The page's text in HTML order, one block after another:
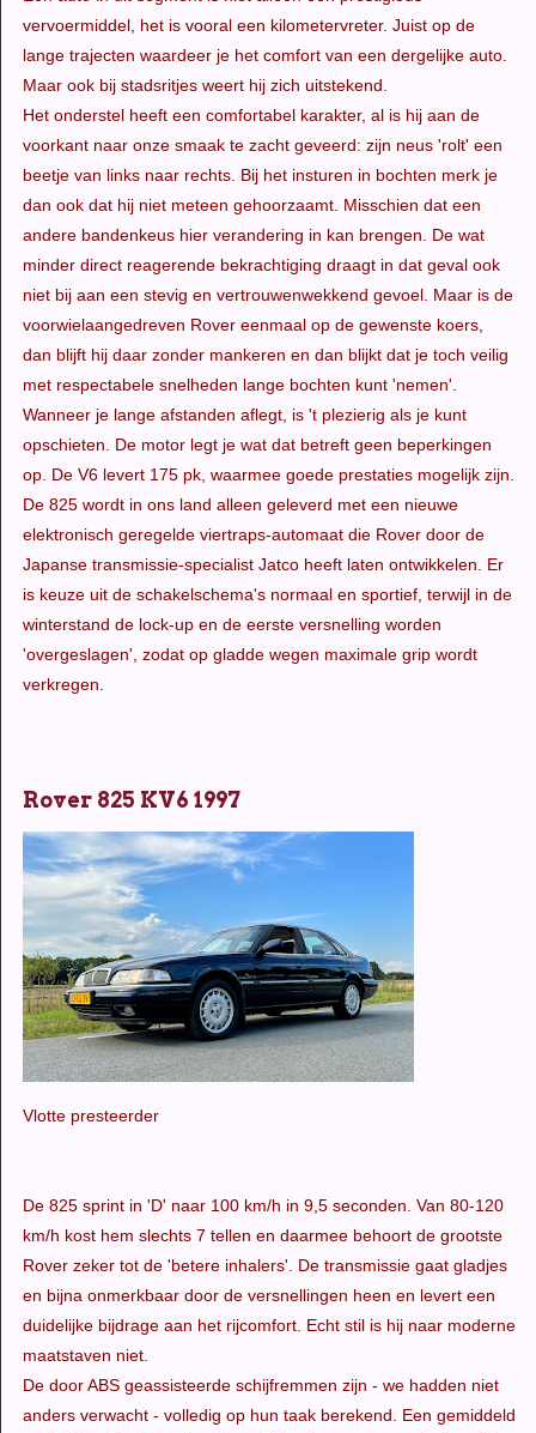
vervoermiddel, het is vooral een kilometervreter. Juist op de
lange trajecten waardeer je het comfort van een dergelijke auto.
Maar ook bij stadsritjes weert hij zich uitstekend.
Het onderstel heeft een comfortabel karakter, al is hij aan de
voorkant naar onze smaak te zacht geveerd: zijn neus 'rolt' een
beetje van links naar rechts. Bij het insturen in bochten merk je
dan ook dat hij niet meteen gehoorzaamt. Misschien dat een
andere bandenkeus hier verandering in kan brengen. De wat
minder direct reagerende bekrachtiging draagt in dat geval ook
niet bij aan een stevig en vertrouwenwekkend gevoel. Maar is de
voorwielaangedreven Rover eenmaal op de gewenste koers,
dan blijft hij daar zonder mankeren en dan blijkt dat je toch veilig
met respectabele snelheden lange bochten kunt 'nemen'.
Wanneer je lange afstanden aflegt, is 't plezierig als je kunt
opschieten. De motor legt je wat dat betreft geen beperkingen
op. De V6 levert 175 pk, waarmee goede prestaties mogelijk zijn.
De 825 wordt in ons land alleen geleverd met een nieuwe
elektronisch geregelde viertraps-automaat die Rover door de
Japanse transmissie-specialist Jatco heeft laten ontwikkelen. Er
is keuze uit de schakelschema's normaal en sportief, terwijl in de
winterstand de lock-up en de eerste versnelling worden
'overgeslagen', zodat op gladde wegen maximale grip wordt
verkregen.
Rover 825 KV6 1997
Vlotte presteerder
De 825 sprint in 'D' naar 100 km/h in 9,5 seconden. Van 80-120
km/h kost hem slechts 7 tellen en daarmee behoort de grootste
Rover zeker tot de 'betere inhalers'. De transmissie gaat gladjes
en bijna onmerkbaar door de versnellingen heen en levert een
duidelijke bijdrage aan het rijcomfort. Echt stil is hij naar moderne
maatstaven niet.
De door ABS geassisteerde schijfremmen zijn - we hadden niet
anders verwacht - volledig op hun taak berekend. Een gemiddeld